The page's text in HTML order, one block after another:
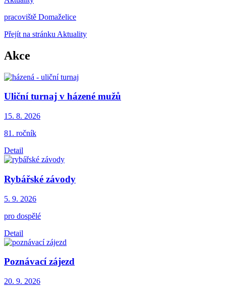
pracoviště Domaželice
Přejít na stránku Aktuality
Akce
Uliční turnaj v házené mužů
15. 8. 2026
81. ročník
Detail
Rybářské závody
5. 9. 2026
pro dospělé
Detail
Poznávací zájezd
20. 9. 2026